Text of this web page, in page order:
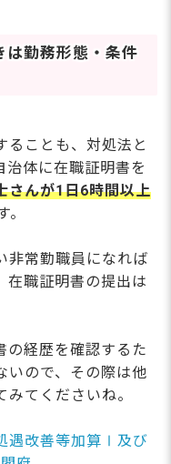
は勤務形態・条件
ることも、対処法と
治体に在職証明書を
さんが1日6時間以上
。
非常勤職員になれば
在職証明書の提出は
の経歴を確認するた
いので、その際は他
てくださいね。
遇改善等加算Ⅰ及び